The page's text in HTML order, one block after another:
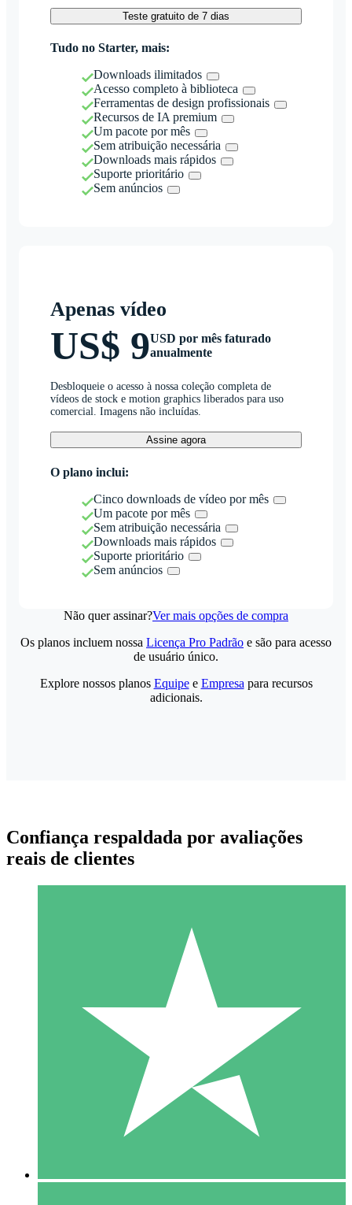
Teste gratuito de 7 dias
Tudo no Starter, mais:
Downloads ilimitados
Acesso completo à biblioteca
Ferramentas de design profissionais
Recursos de IA premium
Um pacote por mês
Sem atribuição necessária
Downloads mais rápidos
Suporte prioritário
Sem anúncios
Apenas vídeo
US$ 9USD por mês faturado
anualmente
Desbloqueie o acesso à nossa coleção completa de
vídeos de stock e motion graphics liberados para uso
comercial. Imagens não incluídas.
Assine agora
O plano inclui:
Cinco downloads de vídeo por mês
Um pacote por mês
Sem atribuição necessária
Downloads mais rápidos
Suporte prioritário
Sem anúncios
Não quer assinar?Ver mais opções de compra
Pacotes de Créditos Individuais
Pague conforme o uso com créditos de download. Sem
1000
Os planos incluem nossa Licença Pro Padrão e são para acesso
de usuário único.
Explore nossos planos Equipee Empresa para recursos
adicionais.
Confiança respaldada por avaliações
reais de clientes